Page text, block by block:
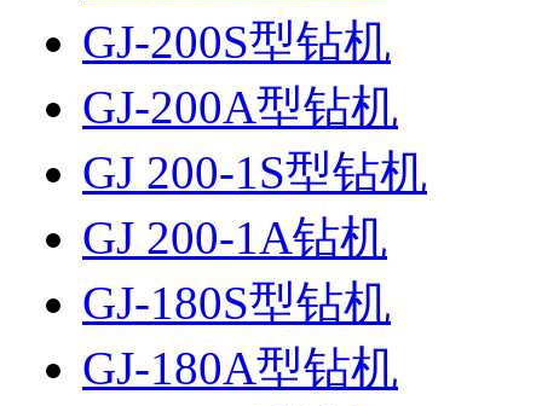
GJ-200S型钻机
GJ-200A型钻机
GJ 200-1S型钻机
GJ 200-1A钻机
GJ-180S型钻机
GJ-180A型钻机